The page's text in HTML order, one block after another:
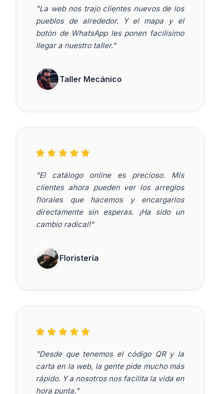
"La web nos trajo clientes nuevos de los
pueblos de alrededor. Y el mapa y el
botón de WhatsApp les ponen facilísimo
llegar a nuestro taller."
Taller Mecánico
"El catálogo online es precioso. Mis
clientes ahora pueden ver los arreglos
florales que hacemos y encargarlos
directamente sin esperas. ¡Ha sido un
cambio radical!"
Floristería
"Desde que tenemos el código QR y la
carta en la web, la gente pide mucho más
rápido. Y a nosotros nos facilita la vida en
hora punta."